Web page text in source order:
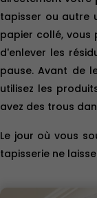
tapisser ou autre
papier collé, vous
d'enlever les
pause. Avant de
utilisez les
avez des trous
Le jour où vous
tapisserie ne